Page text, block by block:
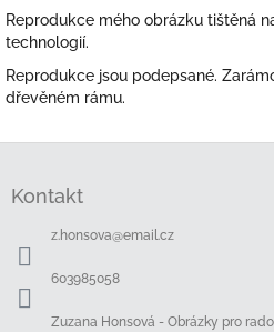
Reprodukce mého obrázku tištěná
technologií.
Reprodukce jsou podepsané.
dřevěném rámu.
Kontakt
z.honsova@email.cz
603985058
Zuzana Honsová - Obrázky pro